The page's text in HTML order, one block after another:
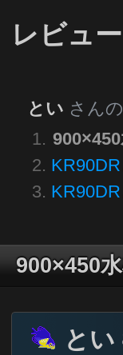
レビュー
とい さん
900×450
とい